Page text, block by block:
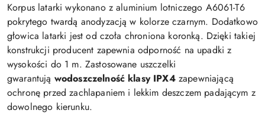
Korpus latarki wykonano z aluminium lotniczego A6061-T6
pokrytego twardą anodyzacją w kolorze czarnym. Dodatkowo
głowica latarki jest od czoła chroniona koronką. Dzięki takiej
konstrukcji producent zapewnia odporność na upadki z
wysokości do 1 m. Zastosowane uszczelki
gwarantują wodoszczelność klasy IPX4zapewniającą
ochronę przed zachlapaniem i lekkim deszczem padającym z
dowolnego kierunku.